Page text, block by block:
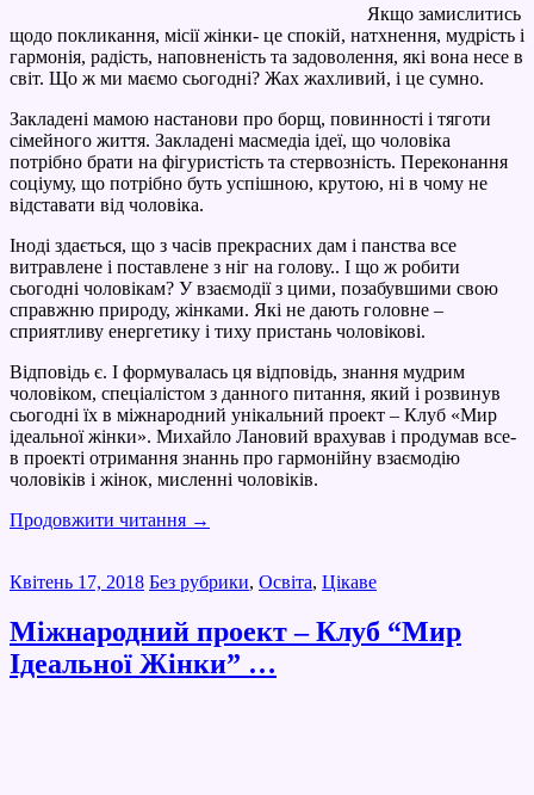
Якщо замислитись
щодо покликання, місії жінки- це спокій, натхнення, мудрість і
гармонія, радість, наповненість та задоволення, які вона несе в
світ. Що ж ми маємо сьогодні? Жах жахливий, і це сумно.
Закладені мамою настанови про борщ, повинності і тяготи
сімейного життя. Закладені масмедіа ідеї, що чоловіка
потрібно брати на фігуристість та стервозність. Переконання
соціуму, що потрібно буть успішною, крутою, ні в чому не
відставати від чоловіка.
Іноді здається, що з часів прекрасних дам і панства все
витравлене і поставлене з ніг на голову.. І що ж робити
сьогодні чоловікам? У взаємодії з цими, позабувшими свою
справжню природу, жінками. Які не дають головне –
сприятливу енергетику і тиху пристань чоловікові.
Відповідь є. І формувалась ця відповідь, знання мудрим
чоловіком, спеціалістом з данного питання, який і розвинув
сьогодні їх в міжнародний унікальний проект – Клуб «Мир
ідеальної жінки». Михайло Лановий врахував і продумав все-
в проекті отримання знаннь про гармонійну взаємодію
чоловіків і жінок, мисленні чоловіків.
Продовжити читання →
Квітень 17, 2018 Без рубрики, Освіта, Цікаве
Міжнародний проект – Клуб “Мир
Iдеальної Жінки” …